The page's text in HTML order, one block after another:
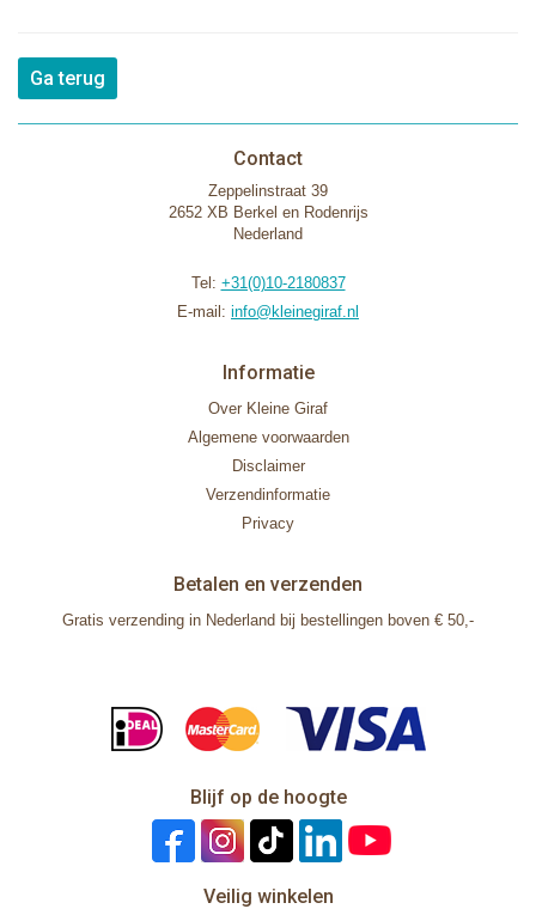
Ga terug
Contact
Zeppelinstraat 39
2652 XB Berkel en Rodenrijs
Nederland
Tel: +31(0)10-2180837
E-mail: info@kleinegiraf.nl
Informatie
Over Kleine Giraf
Algemene voorwaarden
Disclaimer
Verzendinformatie
Privacy
Betalen en verzenden
Gratis verzending in Nederland bij bestellingen boven € 50,-
Blijf op de hoogte
Veilig winkelen